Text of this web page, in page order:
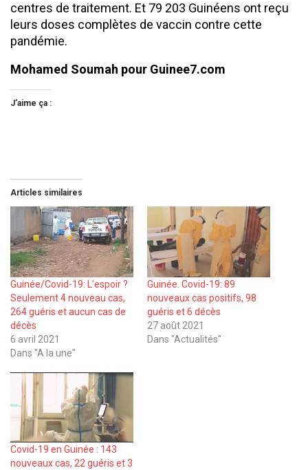
centres de traitement. Et 79 203 Guinéens ont reçu
leurs doses complètes de vaccin contre cette
pandémie.
Mohamed Soumah pour Guinee7.com
J’aime ça :
Articles similaires
Guinée/Covid-19: L’espoir ?
Seulement 4 nouveau cas,
264 guéris et aucun cas de
décès
6 avril 2021
Dans "A la une"
Guinée. Covid-19: 89
nouveaux cas positifs, 98
guéris et 6 décès
27 août 2021
Dans "Actualités"
Covid-19 en Guinée : 143
nouveaux cas, 22 guéris et 3